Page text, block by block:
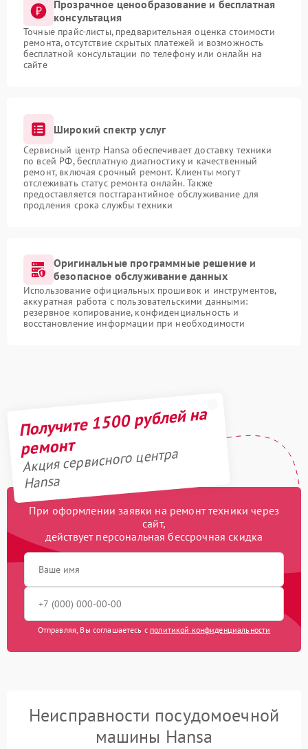
Прозрачное ценообразование и бесплатная
консультация
Точные прайс-листы, предварительная оценка стоимости
ремонта, отсутствие скрытых платежей и возможность
бесплатной консультации по телефону или онлайн на
сайте
Широкий спектр услуг
Сервисный центр Hansa обеспечивает доставку техники
по всей РФ, бесплатную диагностику и качественный
ремонт, включая срочный ремонт. Клиенты могут
отслеживать статус ремонта онлайн. Также
предоставляется постгарантийное обслуживание для
продления срока службы техники
Оригинальные программные решение и
безопасное обслуживание данных
Использование официальных прошивок и инструментов,
аккуратная работа с пользовательскими данными:
резервное копирование, конфиденциальность и
восстановление информации при необходимости
Получите 1500 рублей на
ремонт
Акция сервисного центра
Hansa
При оформлении заявки на ремонт техники через
сайт,
действует персональная бессрочная скидка
Отправляя, Вы соглашаетесь с политикой конфиденциальности
Неисправности посудомоечной
машины Hansa